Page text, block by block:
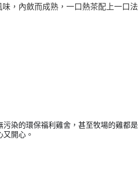
形，恩沛科
，內斂而成熟，一口熱茶配上一口
染的環保福利雞舍，甚至牧場的雞都
開心。